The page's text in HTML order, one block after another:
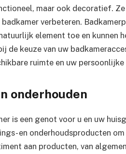
maar ook decoratief.
verbeteren.
element toe en kunnen
de keuze van uw
ruimte en uw
onderhouden
is een genot voor u en uw
en onderhoudsproducten
aan producten, van